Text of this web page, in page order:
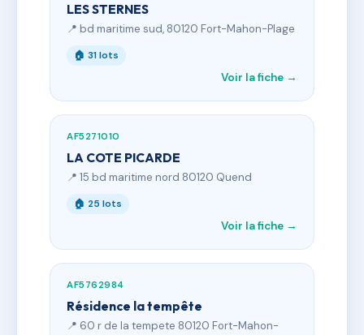
LES STERNES
📍 bd maritime sud, 80120 Fort-Mahon-Plage
🏠 31 lots
Voir la fiche →
AF5271010
LA COTE PICARDE
📍 15 bd maritime nord 80120 Quend
🏠 25 lots
Voir la fiche →
AF5762984
Résidence la tempête
📍 60 r de la tempete 80120 Fort-Mahon-